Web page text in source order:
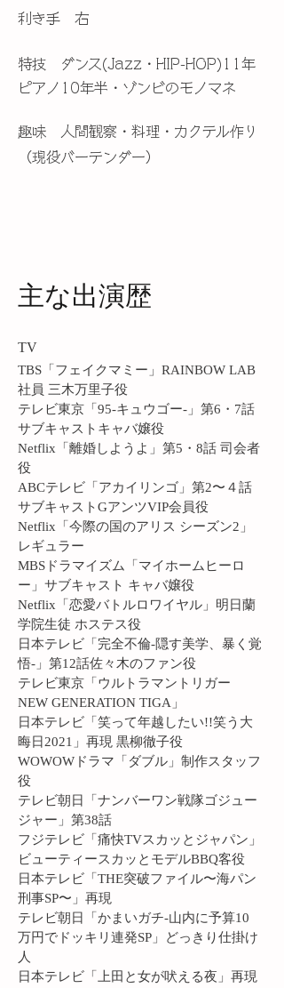
利き手 右
​特技
ダンス(Jazz・HIP-HOP)11年
ピアノ10年半・ゾンビのモノマネ
趣味 人間観察・料理・ カクテル作り
（現役バーテンダー）
主な出演歴
TV
TBS「フェイクマミー」RAINBOW LAB
社員 三木万里子役
テレビ東京「95-キュウゴー-」第6・7話
サブキャストキャバ嬢役
Netflix「離婚しようよ」第5・8話 司会者
役
ABCテレビ「アカイリンゴ」第2〜４話
サブキャストGアンツVIP会員役
Netflix「今際の国のアリス シーズン2」
レギュラー
MBSドラマイズム「マイホームヒーロ
ー」サブキャスト キャバ嬢役
Netflix「恋愛バトルロワイヤル」明日蘭
学院生徒 ホステス役
日本テレビ「完全不倫-隠す美学、暴く覚
悟-」第12話佐々木のファン役
テレビ東京「ウルトラマントリガー
NEW GENERATION TIGA」
日本テレビ「笑って年越したい!!笑う大
晦日2021」再現 黒柳徹子役
WOWOWドラマ「ダブル」制作スタッフ
役
テレビ朝日「ナンバーワン戦隊ゴジュー
ジャー」第38話
フジテレビ「痛快TVスカッとジャパン」
ビューティースカッとモデルBBQ客役
日本テレビ「THE突破ファイル〜海パン
刑事SP〜」再現
テレビ朝日「かまいガチ-山内に予算10
万円でドッキリ連発SP」どっきり仕掛け
人
日本テレビ「上田と女が吠える夜」再現